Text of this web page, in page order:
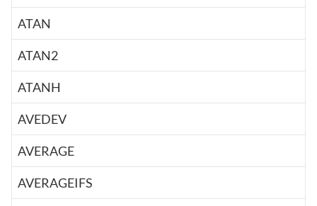
ATAN
ATAN2
ATANH
AVEDEV
AVERAGE
AVERAGEIFS